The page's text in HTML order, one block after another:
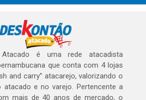
é uma rede atacadista
que conta com 4 lojas
and carry” atacarejo, valorizando o
atacado e no varejo. Pertencente a
mais de 40 anos de mercado, o